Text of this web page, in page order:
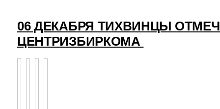
06 ДЕКАБРЯ ТИХВИНЦЫ
ЦЕНТРИЗБИРКОМА